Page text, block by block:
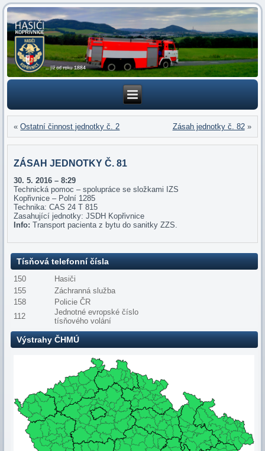
«Ostatní činnost jednotky č. 2 Zásah jednotky č. 82»
ZÁSAH JEDNOTKY Č. 81
30. 5. 2016 – 8:29
Technická pomoc – spolupráce se složkami IZS
Kopřivnice – Polní 1285
Technika: CAS 24 T 815
Zasahující jednotky: JSDH Kopřivnice
Info: Transport pacienta z bytu do sanitky ZZS.
Tísňová telefonní čísla
150
Hasiči
155
Záchranná služba
158
Policie ČR
112
Jednotné evropské číslo
tísňového volání
Výstrahy ČHMÚ